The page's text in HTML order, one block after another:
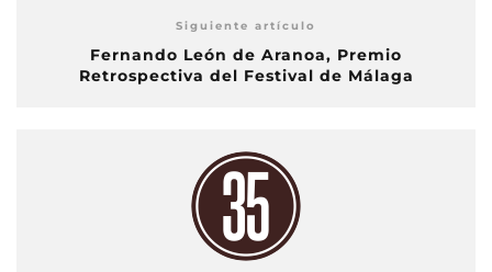
Siguiente artículo
Fernando León de Aranoa, Premio
Retrospectiva del Festival de Málaga